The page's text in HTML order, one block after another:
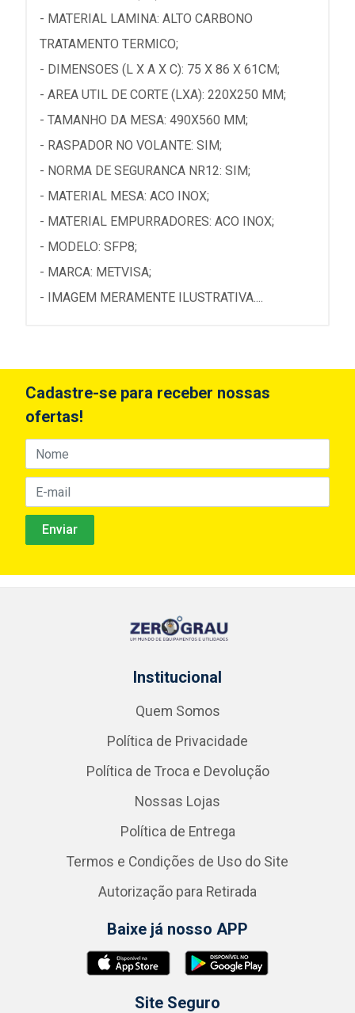
- MATERIAL LAMINA: ALTO CARBONO
TRATAMENTO TERMICO;
- DIMENSOES (L X A X C): 75 X 86 X 61CM;
- AREA UTIL DE CORTE (LXA): 220X250 MM;
- TAMANHO DA MESA: 490X560 MM;
- RASPADOR NO VOLANTE: SIM;
- NORMA DE SEGURANCA NR12: SIM;
- MATERIAL MESA: ACO INOX;
- MATERIAL EMPURRADORES: ACO INOX;
- MODELO: SFP8;
- MARCA: METVISA;
- IMAGEM MERAMENTE ILUSTRATIVA....
Cadastre-se para receber nossas
ofertas!
Institucional
Quem Somos
Política de Privacidade
Política de Troca e Devolução
Nossas Lojas
Política de Entrega
Termos e Condições de Uso do Site
Autorização para Retirada
Baixe já nosso APP
Site Seguro